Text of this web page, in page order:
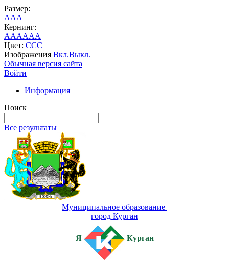
Размер:
AAA
Кернинг:
AAAAAA
Цвет: CCC
Изображения Вкл.Выкл.
Обычная версия сайта
Войти
Информация
Поиск
Все результаты
Муниципальное образование
город Курган
Я Курган